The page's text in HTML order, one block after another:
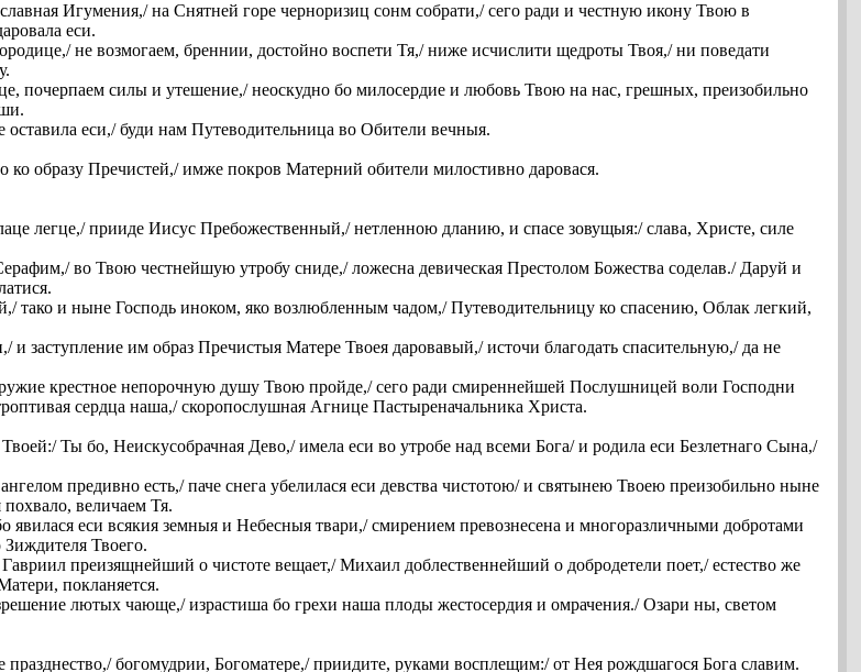
Игумения,/ на Снятней горе черноризиц сонм собрати,/ сего ради и честную икону Твою в
еси.
не возмогаем, бреннии, достойно воспети Тя,/ ниже исчислити щедроты Твоя,/ ни поведати
почерпаем силы и утешение,/ неоскудно бо милосердие и любовь Твою на нас, грешных, преизобильно
еси,/ буди нам Путеводительница во Обители вечныя.
ко образу Пречистей,/ имже покров Матерний обители милостивно даровася.
легце,/ прииде Иисус Пребожественный,/ нетленною дланию, и спасе зовущыя:/ слава, Христе, силе
во Твою честнейшую утробу сниде,/ ложесна девическая Престолом Божества соделав./ Даруй и
тако и ныне Господь иноком, яко возлюбленным чадом,/ Путеводительницу ко спасению, Облак легкий,
заступление им образ Пречистыя Матере Твоея даровавый,/ источи благодать спасительную,/ да не
крестное непорочную душу Твою пройде,/ сего ради смиреннейшей Послушницей воли Господни
сердца наша,/ скоропослушная Агнице Пастыреначальника Христа.
Ты бо, Неискусобрачная Дево,/ имела еси во утробе над всеми Бога/ и родила еси Безлетнаго Сына,/
предивно есть,/ паче снега убелилася еси девства чистотою/ и святынею Твоею преизобильно ныне
похвало, величаем Тя.
еси всякия земныя и Небесныя твари,/ смирением превознесена и многоразличными добротами
Зиждителя Твоего.
преизящнейший о чистоте вещает,/ Михаил доблественнейший о добродетели поет,/ естество же
покланяется.
лютых чающе,/ израстиша бо грехи наша плоды жестосердия и омрачения./ Озари ны, светом
богомудрии, Богоматере,/ приидите, руками восплещим:/ от Нея рождшагося Бога славим.